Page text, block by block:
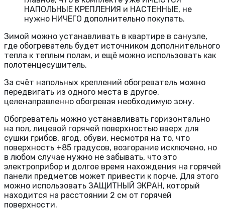
НАПОЛЬНЫЕ КРЕПЛЕНИЯ и НАСТЕННЫЕ, не
нужно НИЧЕГО дополнительно покупать.
Зимой можно устанавливать в квартире в санузле,
где обогреватель будет источником дополнительного
тепла к теплым полам, и ещё можно использовать как
полотенцесушитель.
За счёт напольных креплений обогреватель можно
передвигать из одного места в другое,
целенаправленно обогревая необходимую зону.
Обогреватель можно устанавливать горизонтально
на пол, лицевой горячей поверхностью вверх для
сушки грибов, ягод, обуви, несмотря на то, что
поверхность +85 градусов, возгорание исключено, но
в любом случае нужно не забывать, что это
электроприбор и долгое время нахождения на горячей
панели предметов может привести к порче. Для этого
можно использовать ЗАЩИТНЫЙ ЭКРАН, который
находится на расстоянии 2 см от горячей
поверхности.